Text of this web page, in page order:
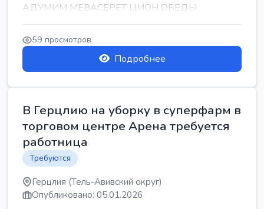
АДУМИМ МЕВАСЕРЕТ ЦИОН ОБЕДЫ
ПОДАРКИ КОРПОРАТИВЫ ИНГА
59 просмотров
Подробнее
В Герцлию на уборку в суперфарм в
торговом центре Арена требуется
работница
Требуются
Герцлия (Тель-Авивский округ)
Опубликовано: 05.01.2026